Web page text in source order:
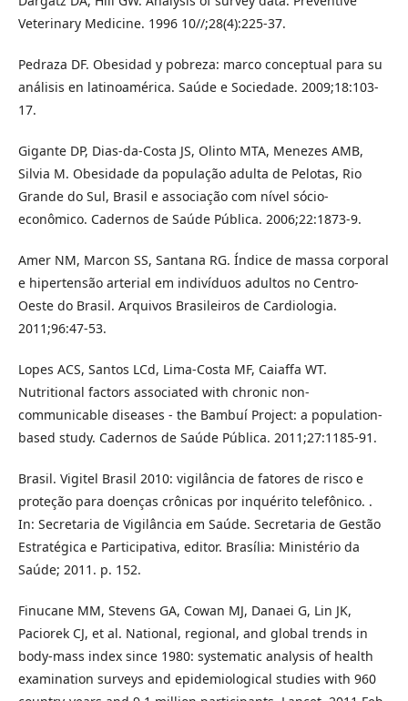
Veterinary Medicine. 1996 10//;28(4):225-37.
Pedraza DF. Obesidad y pobreza: marco conceptual para su
análisis en latinoamérica. Saúde e Sociedade. 2009;18:103-
17.
Gigante DP, Dias-da-Costa JS, Olinto MTA, Menezes AMB,
Silvia M. Obesidade da população adulta de Pelotas, Rio
Grande do Sul, Brasil e associação com nível sócio-
econômico. Cadernos de Saúde Pública. 2006;22:1873-9.
Amer NM, Marcon SS, Santana RG. Índice de massa corporal
e hipertensão arterial em indivíduos adultos no Centro-
Oeste do Brasil. Arquivos Brasileiros de Cardiologia.
2011;96:47-53.
Lopes ACS, Santos LCd, Lima-Costa MF, Caiaffa WT.
Nutritional factors associated with chronic non-
communicable diseases - the Bambuí Project: a population-
based study. Cadernos de Saúde Pública. 2011;27:1185-91.
Brasil. Vigitel Brasil 2010: vigilância de fatores de risco e
proteção para doenças crônicas por inquérito telefônico. .
In: Secretaria de Vigilância em Saúde. Secretaria de Gestão
Estratégica e Participativa, editor. Brasília: Ministério da
Saúde; 2011. p. 152.
Finucane MM, Stevens GA, Cowan MJ, Danaei G, Lin JK,
Paciorek CJ, et al. National, regional, and global trends in
body-mass index since 1980: systematic analysis of health
examination surveys and epidemiological studies with 960